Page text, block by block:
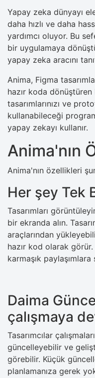
Yapay zeka dünyayı
daha hızlı ve daha
yardımcı oluyor. Bu
bir uygulamaya
yapay zeka aracını
Anima, Figma
hazır koda dönüştüren
tasarımlarınızı ve
kullanabileceği
yapay zekayı kullanır.
Anima'nın
Anima'nın özellikleri
Her şey Tek
Tasarımları
bir ekranda alın.
araçlarından
hazır kod olarak
karmaşık paylaşımlara
Daima
çalışmaya
Tasarımcılar
güncelleyebilir ve
görebilir. Küçük
planlamanıza gerek